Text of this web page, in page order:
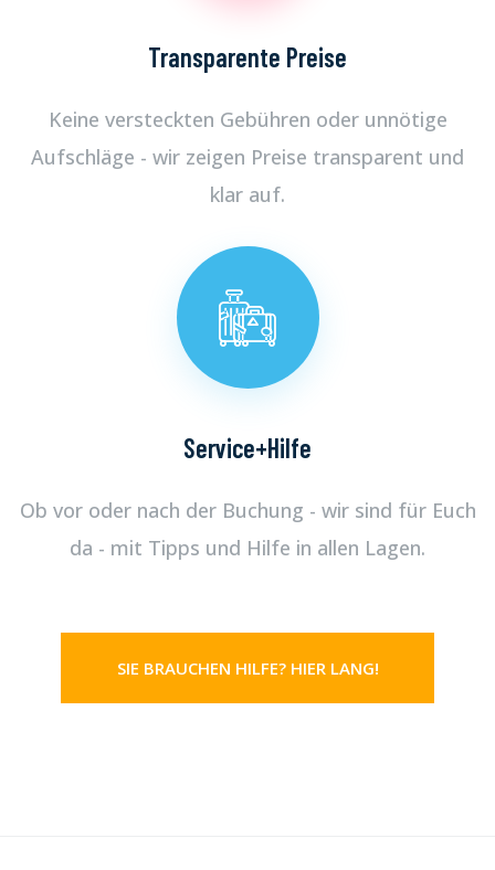
Transparente Preise
Keine versteckten Gebühren oder unnötige
Aufschläge - wir zeigen Preise transparent und
klar auf.
Service+Hilfe
Ob vor oder nach der Buchung - wir sind für Euch
da - mit Tipps und Hilfe in allen Lagen.
SIE BRAUCHEN HILFE? HIER LANG!